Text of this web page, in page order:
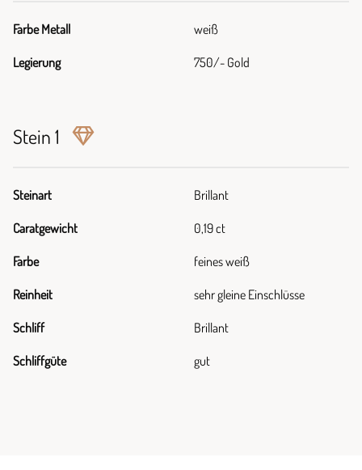
Farbe Metall weiß
Legierung 750/- Gold
Stein 1
Steinart Brillant
Caratgewicht 0,19 ct
Farbe feines weiß
Reinheit sehr gleine Einschlüsse
Schliff Brillant
Schliffgüte gut